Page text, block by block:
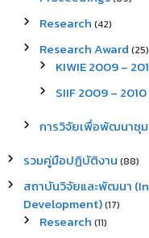
Research (42)
Research Award (25)
KIWIE 2009 –
SIIF 2009 – 2010
การวิจัยเพื่อพัฒนาชุ
รวมคู่มือปฏิบัติงาน (88)
สถาบันวิจัยและพัฒนา
Development)(17)
Research (11)